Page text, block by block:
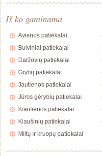
Iš ko gaminama
Avienos patiekalai
Bulviniai patiekalai
Daržovių patiekalai
Grybų patiekalai
Jautienos patiekalai
Jūros gėrybių patiekalai
Kiaulienos patiekalai
Kiaušinių patiekalai
Miltų ir kruopų patiekalai